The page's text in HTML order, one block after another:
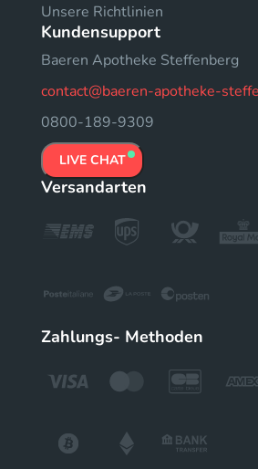
Unsere Richtlinien
Kundensupport
Baeren Apotheke Steffenberg
contact@baeren-apotheke-
0800-189-9309
LIVE CHAT
Versandarten
Zahlungs- Methoden